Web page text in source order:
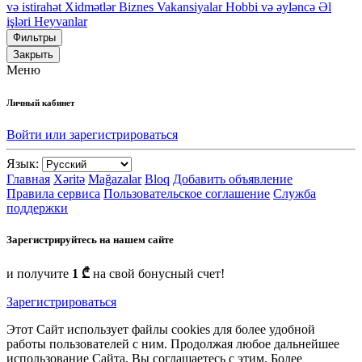
və istirahət Xidmətlər Biznes Vakansiyalar Hobbi və əyləncə Əl
işləri Heyvanlar
Фильтры
Закрыть
Меню
Личный кабинет
Войти или зарегистрироваться
Язык:
Главная Xəritə Mağazalar Bloq Добавить объявление
Правила сервиса Пользовательское соглашение Служба
поддержки
Зарегистрируйтесь на нашем сайте
и получите 1 ₾ на свой бонусный счет!
Зарегистрироваться
Этот Сайт использует файлы cookies для более удобной
работы пользователей с ним. Продолжая любое дальнейшее
использование Сайта, Вы соглашаетесь с этим. Более